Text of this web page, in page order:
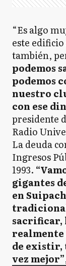
“Es algo
este
también,
podemos
podemos
nuestro
con ese
presidente
Radio
La deuda
Ingresos
1993.
gigantes
en
sacrificar,
de existir,
vez mejor”